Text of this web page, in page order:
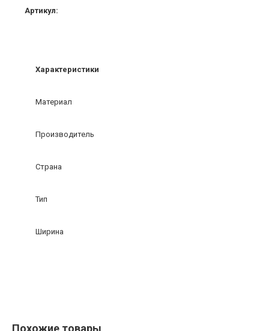
Артикул:
Характеристики
Материал
Производитель
Страна
Тип
Ширина
Похожие товары